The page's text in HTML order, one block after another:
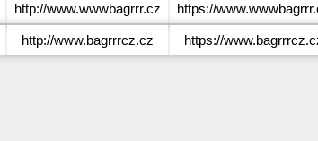
http://www.wwwbagrrr.cz https://
http://www.bagrrrcz.cz https://